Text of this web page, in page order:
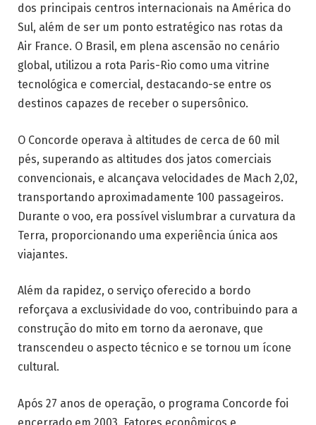
dos principais centros internacionais na América do
Sul, além de ser um ponto estratégico nas rotas da
Air France. O Brasil, em plena ascensão no cenário
global, utilizou a rota Paris-Rio como uma vitrine
tecnológica e comercial, destacando-se entre os
destinos capazes de receber o supersônico.
O Concorde operava à altitudes de cerca de 60 mil
pés, superando as altitudes dos jatos comerciais
convencionais, e alcançava velocidades de Mach 2,02,
transportando aproximadamente 100 passageiros.
Durante o voo, era possível vislumbrar a curvatura da
Terra, proporcionando uma experiência única aos
viajantes.
Além da rapidez, o serviço oferecido a bordo
reforçava a exclusividade do voo, contribuindo para a
construção do mito em torno da aeronave, que
transcendeu o aspecto técnico e se tornou um ícone
cultural.
Após 27 anos de operação, o programa Concorde foi